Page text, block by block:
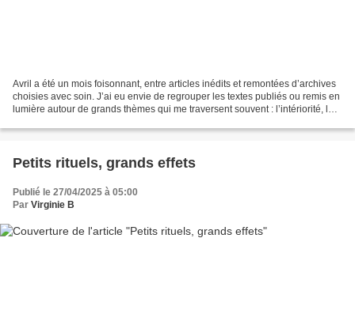
Avril a été un mois foisonnant, entre articles inédits et remontées d’archives
choisies avec soin. J’ai eu envie de regrouper les textes publiés ou remis en
lumière autour de grands thèmes qui me traversent souvent : l’intériorité, les
Petits rituels, grands effets
Publié le 27/04/2025 à 05:00
Par Virginie B